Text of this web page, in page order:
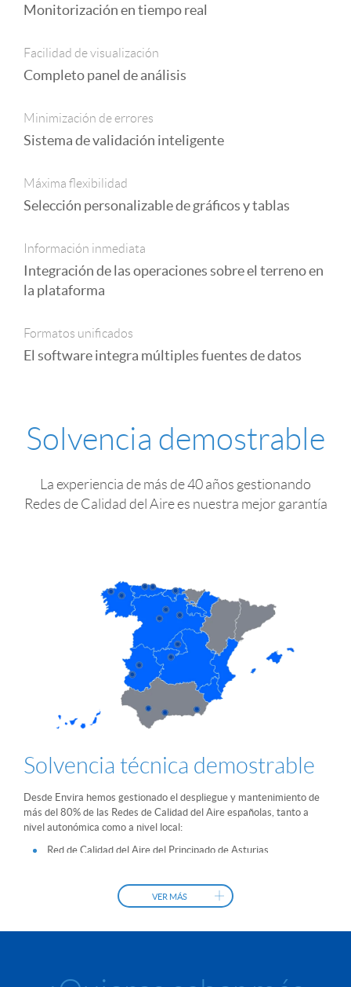
Monitorización en tiempo real
Facilidad de visualización
Completo panel de análisis
Minimización de errores
Sistema de validación inteligente
Máxima flexibilidad
Selección personalizable de gráficos y tablas
Información inmediata
Integración de las operaciones sobre el terreno en
la plataforma
Formatos unificados
El software integra múltiples fuentes de datos
Solvencia demostrable
La experiencia de más de 40 años gestionando
Redes de Calidad del Aire es nuestra mejor garantía
Solvencia técnica demostrable
Desde Envira hemos gestionado el despliegue y mantenimiento de
más del 80% de las Redes de Calidad del Aire españolas, tanto a
nivel autonómica como a nivel local:
Red de Calidad del Aire del Principado de Asturias
Red de Calidad del Aire de Canarias
VER MÁS